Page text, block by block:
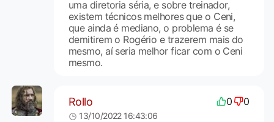
uma diretoria séria, e sobre treinador,
existem técnicos melhores que o Ceni,
que ainda é mediano, o problema é se
demitirem o Rogério e trazerem mais do
mesmo, aí seria melhor ficar com o Ceni
mesmo.
Rollo 0 0
13/10/2022 16:43:06